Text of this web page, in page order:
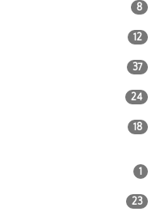
8
12
37
24
18
1
23